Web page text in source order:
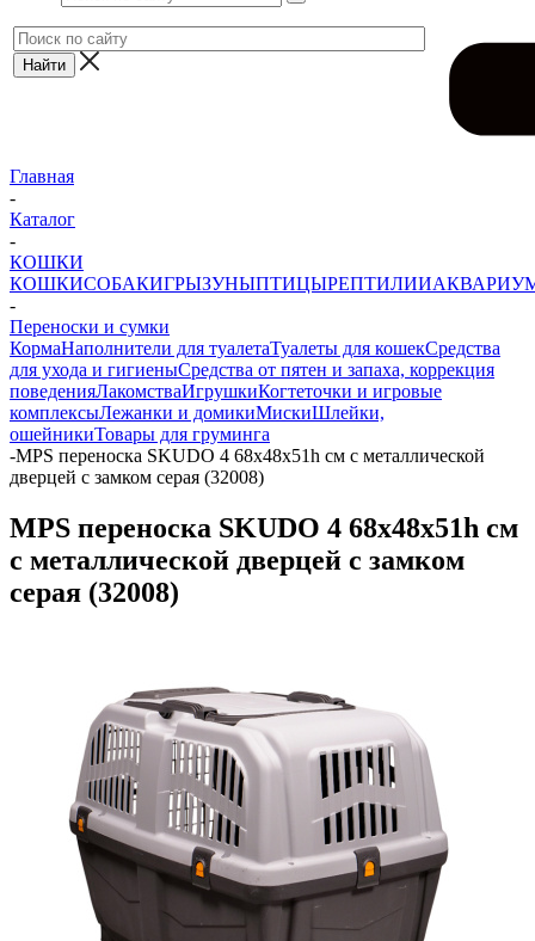
Главная
-
Каталог
-
КОШКИ
КОШКИСОБАКИГРЫЗУНЫПТИЦЫРЕПТИЛИИ
-
Переноски и сумки
КормаНаполнители для туалетаТуалеты для кошекСредства
для ухода и гигиеныСредства от пятен и запаха, коррекция
поведенияЛакомстваИгрушкиКогтеточки и игровые
комплексыЛежанки и домикиМискиШлейки,
ошейникиТовары для груминга
-MPS переноска SKUDO 4 68х48х51h см с металлической
дверцей с замком серая (32008)
MPS переноска SKUDO 4 68х48х51h см
с металлической дверцей с замком
серая (32008)